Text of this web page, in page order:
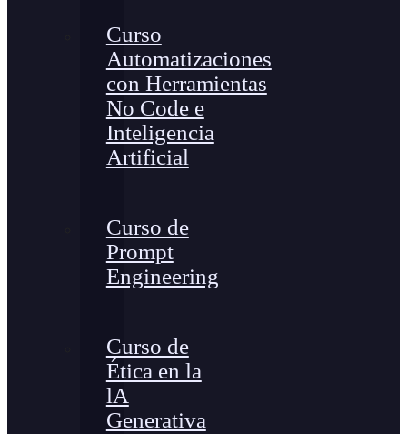
Curso
Automatizaciones
con Herramientas
No Code e
Inteligencia
Artificial
Curso de
Prompt
Engineering
Curso de
Ética en la
lA
Generativa